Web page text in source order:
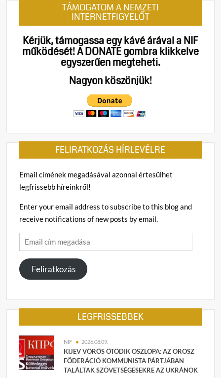
TÁMOGATOM A NEMZETI
INTERNETFIGYELŐT
Kérjük, támogassa egy kávé árával a NIF
működését!A DONATE gombra klikkelve
egyszerűen megteheti.
Nagyon köszönjük!
FELIRATKOZÁS HÍRLEVÉLRE
Email címének megadásával azonnal értesülhet
legfrissebb híreinkről!
Enter your email address to subscribe to this blog and
receive notifications of new posts by email.
Email
cím
megadása
Feliratkozás
LEGFRISSEBBEK
NIF 2026.08.09.
KIJEV VÖRÖS ÖTÖDIK OSZLOPA: AZ OROSZ
FÖDERÁCIÓ KOMMUNISTA PÁRTJÁBAN
TALÁLTAK SZÖVETSÉGESEKRE AZ UKRÁNOK